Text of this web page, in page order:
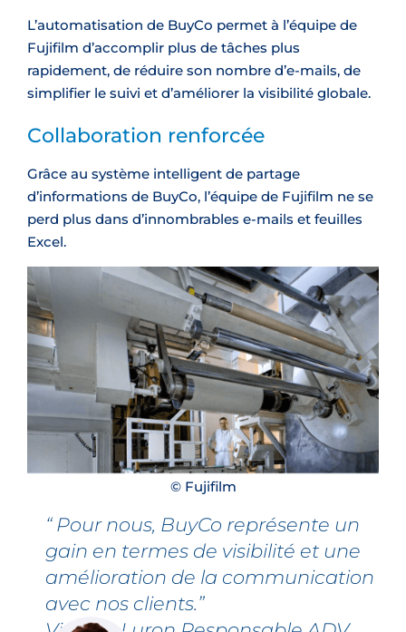
L’automatisation de BuyCo permet à l’équipe de
Fujifilm d’accomplir plus de tâches plus
rapidement, de réduire son nombre d’e-mails, de
simplifier le suivi et d’améliorer la visibilité globale.
Collaboration renforcée
Grâce au système intelligent de partage
d’informations de BuyCo, l’équipe de Fujifilm ne se
perd plus dans d’innombrables e-mails et feuilles
Excel.
© Fujifilm
“ Pour nous, BuyCo représente un
gain en termes de visibilité et une
amélioration de la communication
avec nos clients.”